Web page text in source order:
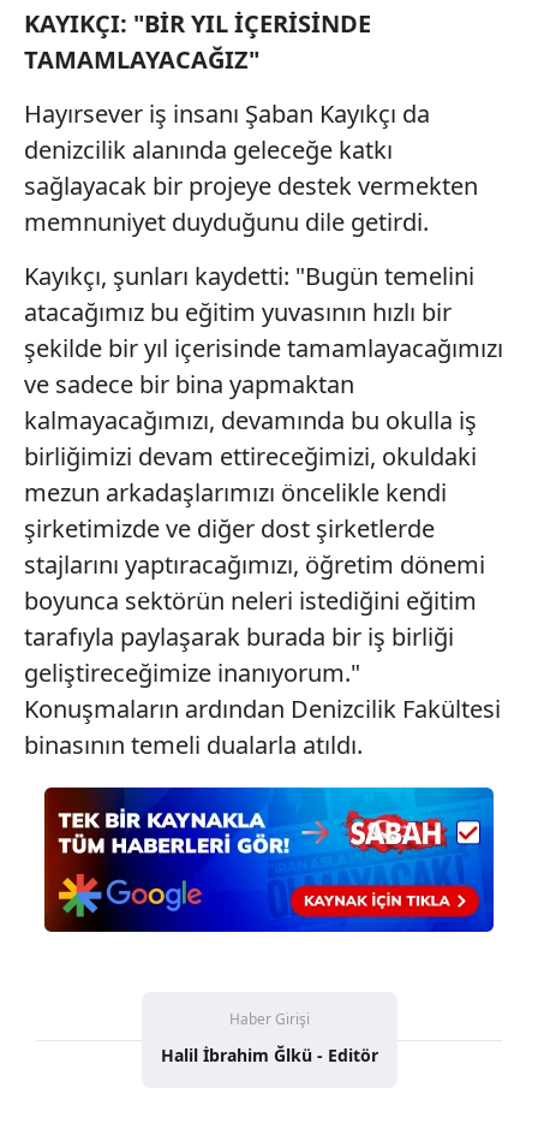
KAYIKÇI: "BİR YIL İÇERİSİNDE
TAMAMLAYACAĞIZ"
Hayırsever iş insanı Şaban Kayıkçı da
denizcilik alanında geleceğe katkı
sağlayacak bir projeye destek vermekten
memnuniyet duyduğunu dile getirdi.
Kayıkçı, şunları kaydetti: "Bugün temelini
atacağımız bu eğitim yuvasının hızlı bir
şekilde bir yıl içerisinde tamamlayacağımızı
ve sadece bir bina yapmaktan
kalmayacağımızı, devamında bu okulla iş
birliğimizi devam ettireceğimizi, okuldaki
mezun arkadaşlarımızı öncelikle kendi
şirketimizde ve diğer dost şirketlerde
stajlarını yaptıracağımızı, öğretim dönemi
boyunca sektörün neleri istediğini eğitim
tarafıyla paylaşarak burada bir iş birliği
geliştireceğimize inanıyorum."
Konuşmaların ardından Denizcilik Fakültesi
binasının temeli dualarla atıldı.
Haber Girişi
Halil İbrahim Ğlkü - Editör